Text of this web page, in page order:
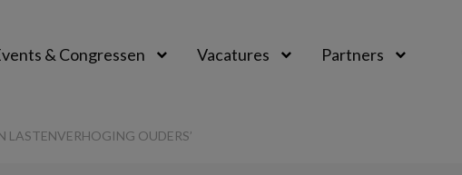
& Congressen Vacatures Partners
LASTENVERHOGING OUDERS’